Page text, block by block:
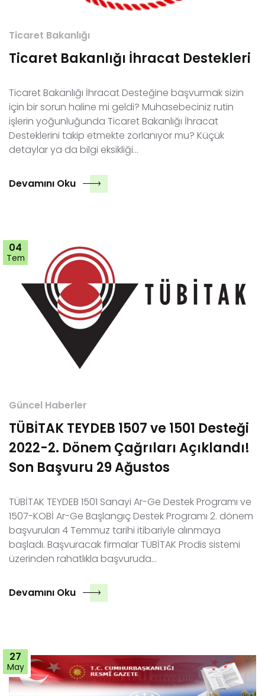
Ticaret Bakanlığı
Ticaret Bakanlığı İhracat Destekleri
Ticaret Bakanlığı İhracat Desteğine başvurmak sizin
için bir sorun haline mi geldi? Muhasebeciniz rutin
işlerin yoğunluğunda Ticaret Bakanlığı İhracat
Desteklerini takip etmekte zorlanıyor mu? Küçük
detaylar ya da bilgi eksikliği…
Devamını Oku
04
Tem
Güncel Haberler
TÜBİTAK TEYDEB 1507 ve 1501 Desteği
2022-2. Dönem Çağrıları Açıklandı!
Son Başvuru 29 Ağustos
TÜBİTAK TEYDEB 1501 Sanayi Ar-Ge Destek Programı ve
1507-KOBİ Ar-Ge Başlangıç Destek Programı 2. dönem
başvuruları 4 Temmuz tarihi itibariyle alınmaya
başladı. Başvuracak firmalar TÜBİTAK Prodis sistemi
üzerinden rahatlıkla başvuruda…
Devamını Oku
27
May